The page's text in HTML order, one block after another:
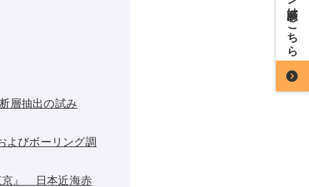
層抽出の試み
よびボーリング調
京』 日本近海赤